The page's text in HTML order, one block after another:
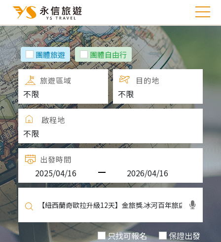
團體旅遊 團體自由行
旅遊區域 目的地
啟程地
出發時間
只找可報名 保證出發